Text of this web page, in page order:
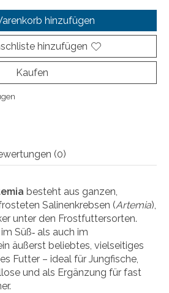
hinzufügen
hinzufügen
Kaufen
(0)
besteht aus ganzen,
Salinenkrebsen (Artemia),
unter den Frostfuttersorten.
Süß‑ als auch im
äußerst beliebtes, vielseitiges
Futter – ideal für Jungfische,
und als Ergänzung für fast